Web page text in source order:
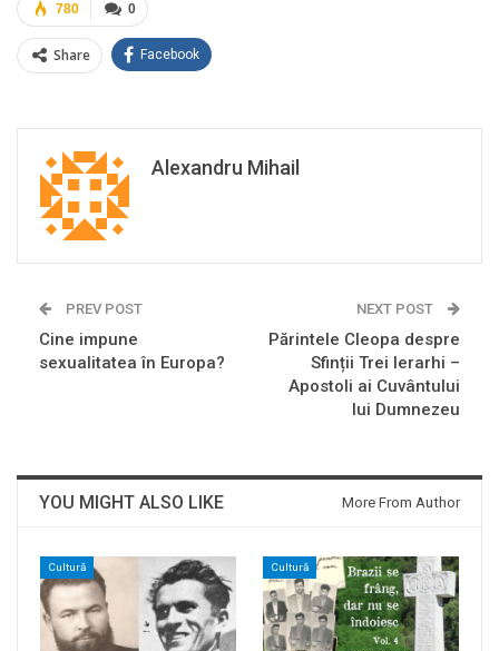
0
780
Share Facebook
Alexandru Mihail
PREV POST
Cine impune
sexualitatea în Europa?
NEXT POST
Părintele Cleopa despre
Sfinții Trei Ierarhi –
Apostoli ai Cuvântului
lui Dumnezeu
YOU MIGHT ALSO LIKE More From Author
Cultură Cultură